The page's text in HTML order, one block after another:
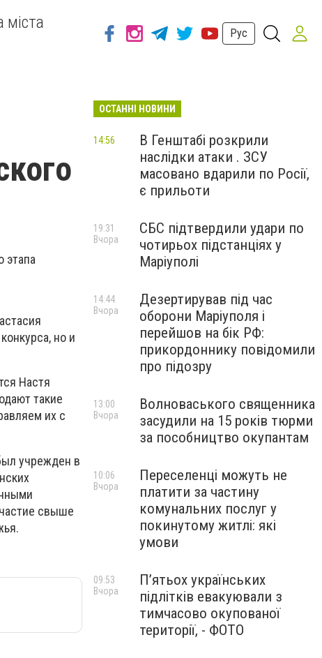
міста
Рус
этапа
но и
Настя
такие
их с
учрежден в
свыше
ОСТАННІ НОВИНИ
В Генштабі розкрили
наслідки атаки . ЗСУ
масовано вдарили по Росії,
є прильоти
14:56
СБС підтвердили удари по
чотирьох підстанціях у
Маріуполі
19:31
Вчора
Дезертирував під час
оборони Маріуполя і
перейшов на бік РФ:
прикордоннику повідомили
про підозру
14:44
Вчора
Волноваського священника
засудили на 15 років тюрми
за пособництво окупантам
13:00
Вчора
Переселенці можуть не
платити за частину
комунальних послуг у
покинутому житлі: які
умови
10:06
Вчора
П’ятьох українських
підлітків евакуювали з
тимчасово окупованої
території, - ФОТО
09:53
Вчора